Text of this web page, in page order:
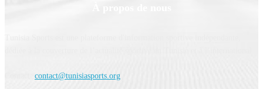
contact@tunisiasports.org